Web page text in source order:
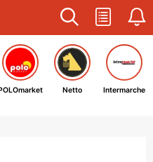
Netto Intermarche